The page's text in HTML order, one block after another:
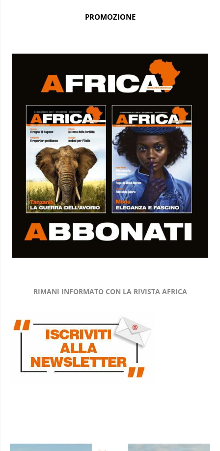
PROMOZIONE
RIMANI INFORMATO CON LA RIVISTA AFRICA